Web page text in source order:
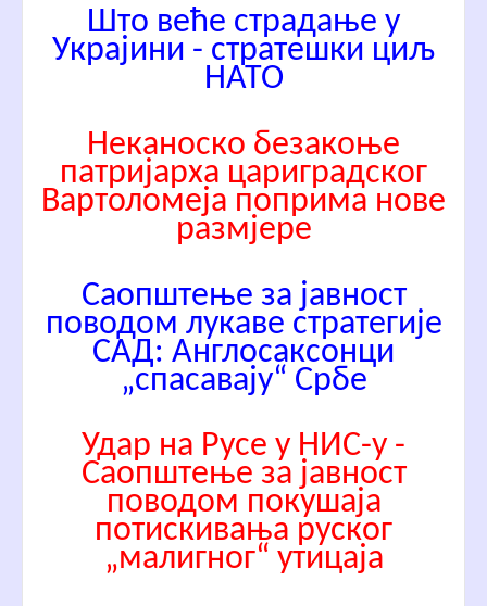
Што веће страдање у
Украјини - стратешки циљ
НАТО
Неканоско безакоње
патријарха цариградског
Вартоломеја поприма нове
размјере
Саопштење за јавност
поводом лукаве стратегије
САД: Англосаксонци
„спасавају“ Србе
Удар на Русе у НИС-у -
Саопштење за јавност
поводом покушаја
потискивања руског
„малигног“ утицаја